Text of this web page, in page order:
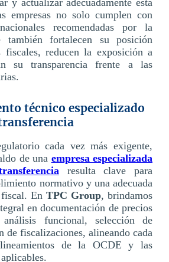
empresas no solo cumplen con
recomendadas por la
fortalecen su posición
fiscales, reducen la exposición a
su transparencia frente a las
técnico especializado
cada vez más exigente,
de una empresa especializada
resulta clave para
normativo y una adecuada
En TPC Group, brindamos
en documentación de precios
análisis funcional, selección de
de fiscalizaciones, alineando cada
de la OCDE y las